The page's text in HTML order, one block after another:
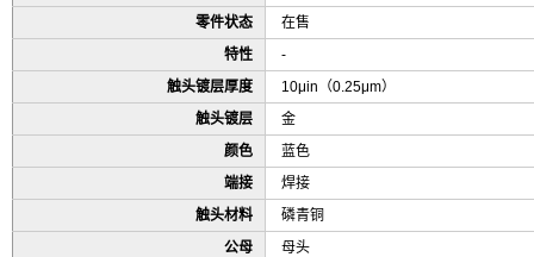
零件状态
在售
特性
-
触头镀层厚度
10μin（0.25μm）
触头镀层
金
颜色
蓝色
端接
焊接
触头材料
磷青铜
公母
母头